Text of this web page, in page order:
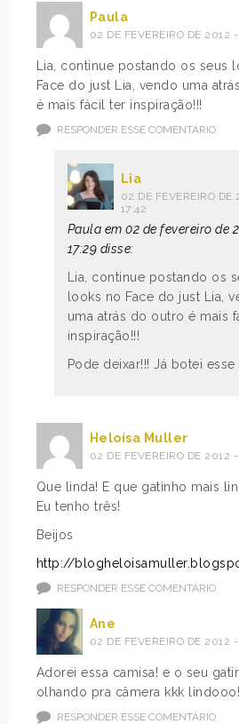
Paula
02 DE FEVEREIRO DE 2012
Lia, continue postando os seus
Face do just Lia, vendo uma
é mais fácil ter inspiração!!!
RESPONDER ESSE COMENTÁRIO
Lia
02 DE FEVEREIRO DE
17:42
Paula em 02 de fevereiro de
17:29 disse:
Lia, continue postando os
looks no Face do just Lia,
uma atrás do outro é mais
inspiração!!!
Pode deixar!!! Já botei esse
Heloísa Muller
02 DE FEVEREIRO DE 2012
Que linda! E que gatinho mais
Eu tenho três!
Beijos
http://
RESPONDER ESSE COMENTÁRIO
Ane
02 DE FEVEREIRO DE 2012 -
Adorei essa camisa! e o seu
olhando pra câmera kkk lindooo!
RESPONDER ESSE COMENTÁRIO